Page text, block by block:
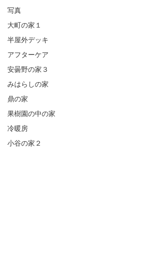
写真
大町の家１
半屋外デッキ
アフターケア
安曇野の家３
みはらしの家
鼎の家
果樹園の中の家
冷暖房
小谷の家２